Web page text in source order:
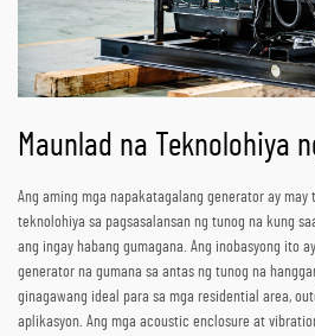
Maunlad na Teknolohiya
Ang aming mga napakatagalang generator ay
teknolohiya sa pagsasalansan ng tunog na kung
ang ingay habang gumagana. Ang inobasyong ito
generator na gumana sa antas ng tunog na
ginagawang ideal para sa mga residential area,
aplikasyon. Ang mga acoustic enclosure at